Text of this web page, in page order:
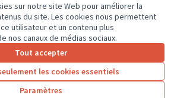
sur notre site Web pour améliorer la
du site. Les cookies nous permettent
utilisateur et un contenu plus
nos canaux de médias sociaux.
Tout accepter
les cookies essentiels
Paramètres
YouTube
Licence
(Lien